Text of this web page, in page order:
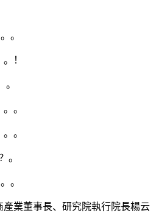
。
！
。
。
。
。
業董事長、研究院執行院長楊云